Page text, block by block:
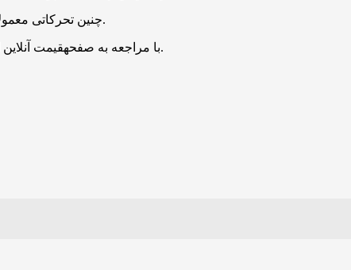
چنین تحرکاتی معمولاً توجه معامله‌گران را جلب کرده و نگرانی‌ها درباره احتمال افت قیمت را افزایش می‌دهد.
با مراجعه به صفحهقیمت آنلاین ارزهای دیجیتالمی‌توانید قیمت همه توکن‌ها و رمزارزها را به صورت لحظه‌ای مشاهده کنید.